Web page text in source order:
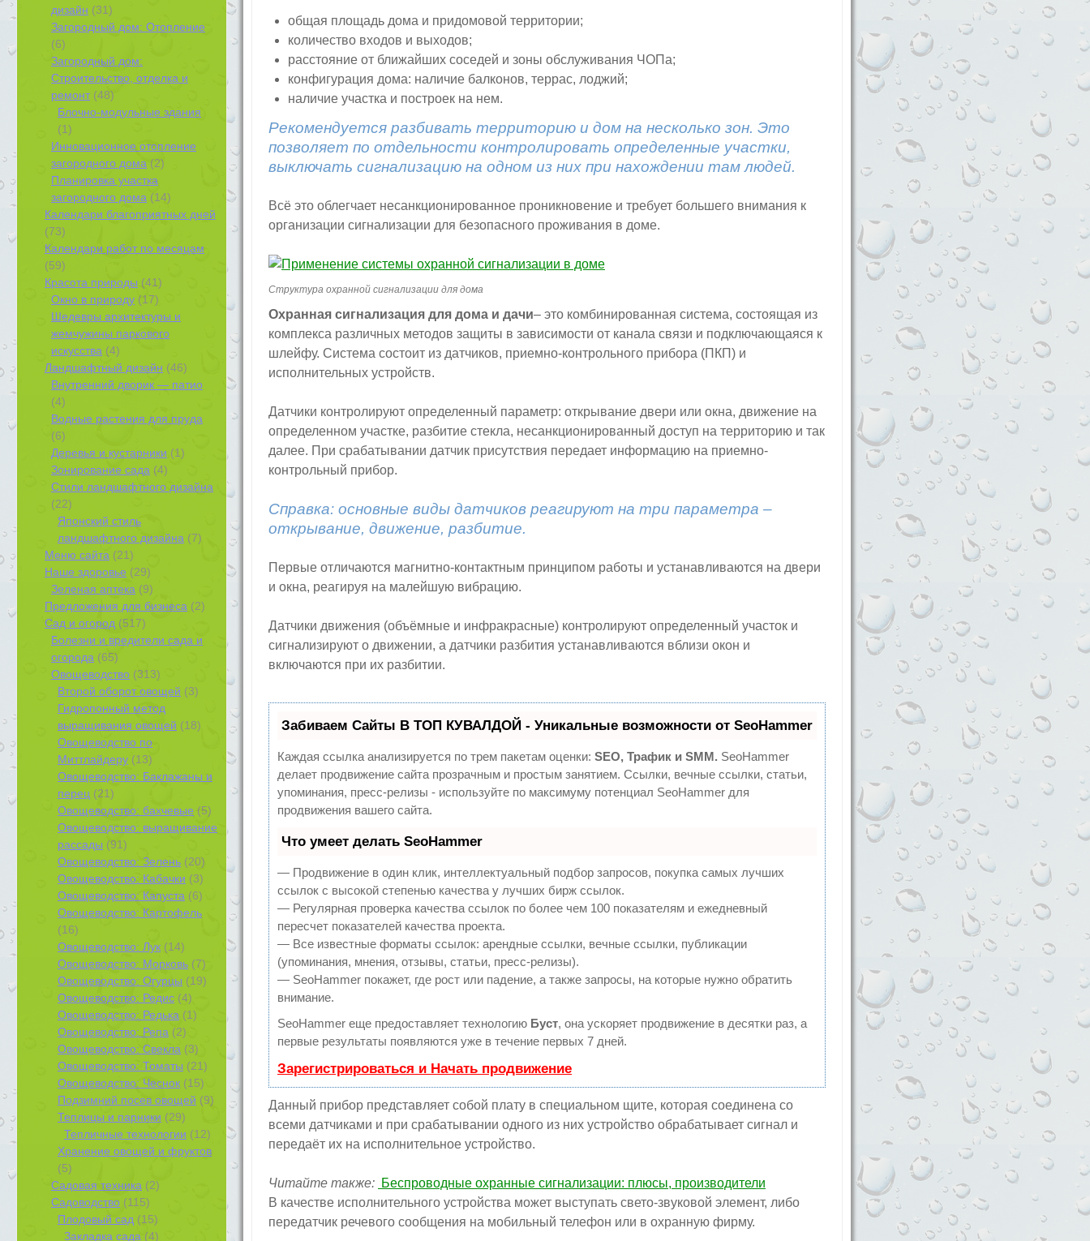
дизайн (31)
Загородный дом: Отопление
(6)
Загородный дом:
Строительство, отделка и
ремонт(48)
Блочно-модульные здания
(1)
Инновационное отопление
загородного дома (2)
Планировка участка
загородного дома (14)
Календари благоприятных дней
(73)
Календари работ по месяцам
(59)
Красота природы (41)
Окно в природу (17)
Шедевры архитектуры и
жемчужины паркового
искусства (4)
Ландшафтный дизайн (46)
Внутренний дворик — патио
(4)
Водные растения для пруда
(6)
Деревья и кустарники (1)
Зонирование сада (4)
Стили ландшафтного дизайна
(22)
Японский стиль
ландшафтного дизайна (7)
Меню сайта (21)
Наше здоровье (29)
Зеленая аптека (9)
Предложения для бизнеса (2)
Сад и огород (517)
Болезни и вредители сада и
огорода (65)
Овощеводство (313)
Второй оборот овощей (3)
Гидропонный метод
выращивания овощей (18)
Овощеводство по
Миттлайдеру (13)
Овощеводство: Баклажаны и
перец (21)
Овощеводство: бахчевые (5)
Овощеводство: выращивание
рассады (91)
Овощеводство: Зелень (20)
Овощеводство: Кабачки (3)
Овощеводство: Капуста (6)
Овощеводство: Картофель
(16)
Овощеводство: Лук (14)
Овощеводство: Морковь (7)
Овощеводство: Огурцы (19)
Овощеводство: Редис (4)
Овощеводство: Редька (1)
Овощеводство: Репа (2)
Овощеводство: Свекла (3)
Овощеводство: Томаты (21)
Овощеводство: Чеснок (15)
Подзимний посев овощей (9)
Теплицы и парники (29)
Тепличные технологии (12)
Хранение овощей и фруктов
(5)
Садовая техника (2)
Садоводство (115)
Плодовый сад (15)
Закладка сада (4)
общая площадь дома и придомовой территории;
количество входов и выходов;
расстояние от ближайших соседей и зоны обслуживания ЧОПа;
конфигурация дома: наличие балконов, террас, лоджий;
наличие участка и построек на нем.
Рекомендуется разбивать территорию и дом на несколько зон. Это
позволяет по отдельности контролировать определенные участки,
выключать сигнализацию на одном из них при нахождении там людей.
Всё это облегчает несанкционированное проникновение и требует большего внимания к
организации сигнализации для безопасного проживания в доме.
Структура охранной сигнализации для дома
Охранная сигнализация для дома и дачи– это комбинированная система, состоящая из
комплекса различных методов защиты в зависимости от канала связи и подключающаяся к
шлейфу. Система состоит из датчиков, приемно-контрольного прибора (ПКП) и
исполнительных устройств.
Датчики контролируют определенный параметр: открывание двери или окна, движение на
определенном участке, разбитие стекла, несанкционированный доступ на территорию и так
далее. При срабатывании датчик присутствия передает информацию на приемно-
контрольный прибор.
Справка: основные виды датчиков реагируют на три параметра –
открывание, движение, разбитие.
Первые отличаются магнитно-контактным принципом работы и устанавливаются на двери
и окна, реагируя на малейшую вибрацию.
Датчики движения (объёмные и инфракрасные) контролируют определенный участок и
сигнализируют о движении, а датчики разбития устанавливаются вблизи окон и
включаются при их разбитии.
Забиваем Сайты В ТОП КУВАЛДОЙ - Уникальные возможности от SeoHammer
Каждая ссылка анализируется по трем пакетам оценки: SEO, Трафик и SMM. SeoHammer
делает продвижение сайта прозрачным и простым занятием. Ссылки, вечные ссылки, статьи,
упоминания, пресс-релизы - используйте по максимуму потенциал SeoHammer для
продвижения вашего сайта.
Что умеет делать SeoHammer
— Продвижение в один клик, интеллектуальный подбор запросов, покупка самых лучших
ссылок с высокой степенью качества у лучших бирж ссылок.
— Регулярная проверка качества ссылок по более чем 100 показателям и ежедневный
пересчет показателей качества проекта.
— Все известные форматы ссылок: арендные ссылки, вечные ссылки, публикации
(упоминания, мнения, отзывы, статьи, пресс-релизы).
— SeoHammer покажет, где рост или падение, а также запросы, на которые нужно обратить
внимание.
SeoHammer еще предоставляет технологию Буст, она ускоряет продвижение в десятки раз, а
первые результаты появляются уже в течение первых 7 дней.
Зарегистрироваться и Начать продвижение
Данный прибор представляет собой плату в специальном щите, которая соединена со
всеми датчиками и при срабатывании одного из них устройство обрабатывает сигнал и
передаёт их на исполнительное устройство.
Читайте также: Беспроводные охранные сигнализации: плюсы, производители
В качестве исполнительного устройства может выступать свето-звуковой элемент, либо
передатчик речевого сообщения на мобильный телефон или в охранную фирму.